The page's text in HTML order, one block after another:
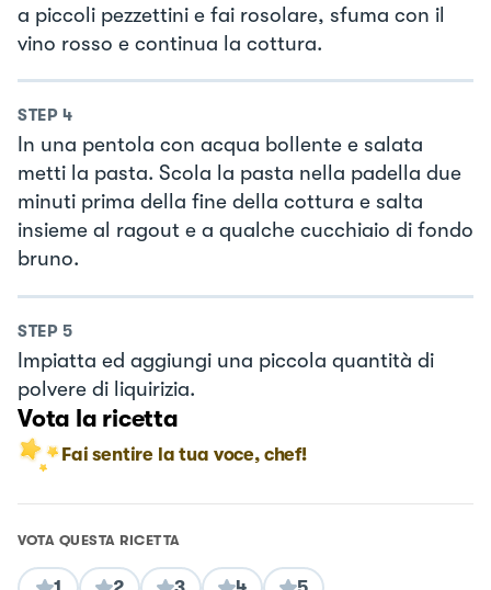
a piccoli pezzettini e fai rosolare, sfuma con il
vino rosso e continua la cottura.
STEP 4
In una pentola con acqua bollente e salata
metti la pasta. Scola la pasta nella padella due
minuti prima della fine della cottura e salta
insieme al ragout e a qualche cucchiaio di fondo
bruno.
STEP 5
Impiatta ed aggiungi una piccola quantità di
polvere di liquirizia.
Vota la ricetta
Fai sentire la tua voce, chef!
VOTA QUESTA RICETTA